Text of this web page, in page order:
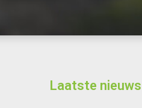
Laatste nieuws